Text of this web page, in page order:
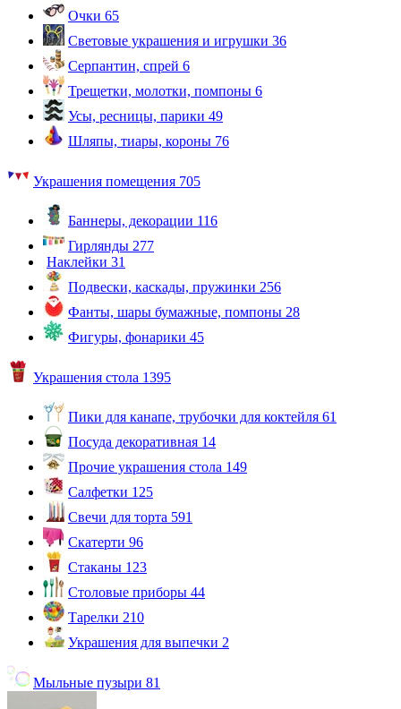
Очки 65
Световые украшения и игрушки 36
Серпантин, спрей 6
Трещетки, молотки, помпоны 6
Усы, ресницы, парики 49
Шляпы, тиары, короны 76
Украшения помещения 705
Баннеры, декорации 116
Гирлянды 277
Наклейки 31
Подвески, каскады, пружинки 256
Фанты, шары бумажные, помпоны 28
Фигуры, фонарики 45
Украшения стола 1395
Пики для канапе, трубочки для коктейля 61
Посуда декоративная 14
Прочие украшения стола 149
Салфетки 125
Свечи для торта 591
Скатерти 96
Стаканы 123
Столовые приборы 44
Тарелки 210
Украшения для выпечки 2
Мыльные пузыри 81